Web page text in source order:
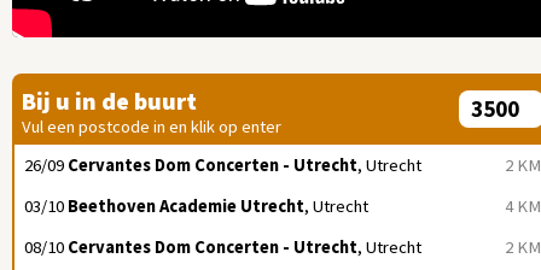
Bij u in de buurt
Vul een postcode in en klik op enter
2 KM
26/09 Cervantes Dom Concerten - Utrecht, Utrecht
4 KM
03/10 Beethoven Academie Utrecht, Utrecht
2 KM
08/10 Cervantes Dom Concerten - Utrecht, Utrecht